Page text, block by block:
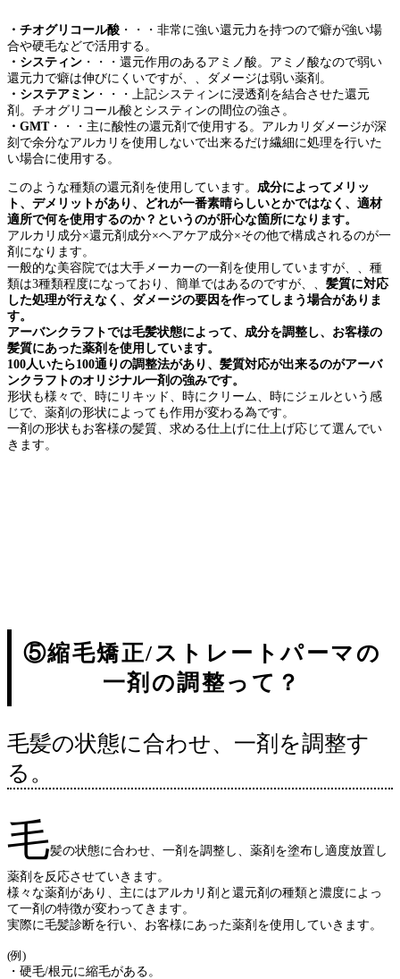
・チオグリコール酸 ・・・非常に強い還元力を持つので癖が強い場
合や硬毛などで活用する。
・システィン ・・・還元作用のあるアミノ酸。アミノ酸なので弱い
還元力で癖は伸びにくいですが、、ダメージは弱い薬剤。
・システアミン ・・・上記システィンに浸透剤を結合させた還元
剤。チオグリコール酸とシスティンの間位の強さ。
・GMT・・・主に酸性の還元剤で使用する。アルカリダメージが深
刻で余分なアルカリを使用しないで出来るだけ繊細に処理を行いた
い場合に使用する。
このような種類の還元剤を使用しています。 成分によってメリッ
ト、デメリットがあり、どれが一番素晴らしいとかではなく、適材
適所で何を使用するのか？というのが肝心な箇所になります。
アルカリ成分×還元剤成分×ヘアケア成分×その他で構成されるのが一
剤になります。
一般的な美容院では大手メーカーの一剤を使用していますが、、種
類は3種類程度になっており、簡単ではあるのですが、、 髪質に対応
した処理が行えなく、ダメージの要因を作ってしまう場合がありま
す。
アーバンクラフトでは毛髪状態によって、成分を調整し、お客様の
髪質にあった薬剤を使用しています。
100人いたら100通りの調整法があり、髪質対応が出来るのがアーバ
ンクラフトのオリジナル一剤の強みです。
形状も様々で、時にリキッド、時にクリーム、時にジェルという感
じで、薬剤の形状によっても作用が変わる為です。
一剤の形状もお客様の髪質、求める仕上げに仕上げ応じて選んでい
きます。
⑤縮毛矯正/ストレートパーマの
一剤の調整って？
毛髪の状態に合わせ、一剤を調整す
る。
毛髪の状態に合わせ、一剤を調整し、薬剤を塗布し適度放置し
薬剤を反応させていきます。
様々な薬剤があり、主にはアルカリ剤と還元剤の種類と濃度によっ
て一剤の特徴が変わってきます。
実際に毛髪診断を行い、お客様にあった薬剤を使用していきます。
(例)
・硬毛/根元に縮毛がある。